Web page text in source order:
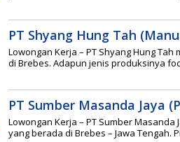
PT Shyang Hung Tah
Lowongan Kerja – PT Shyang Hung
di Brebes. Adapun jenis produksinya
PT Sumber Masanda Jaya
Lowongan Kerja – PT Sumber
yang berada di Brebes – Jawa Tengah.